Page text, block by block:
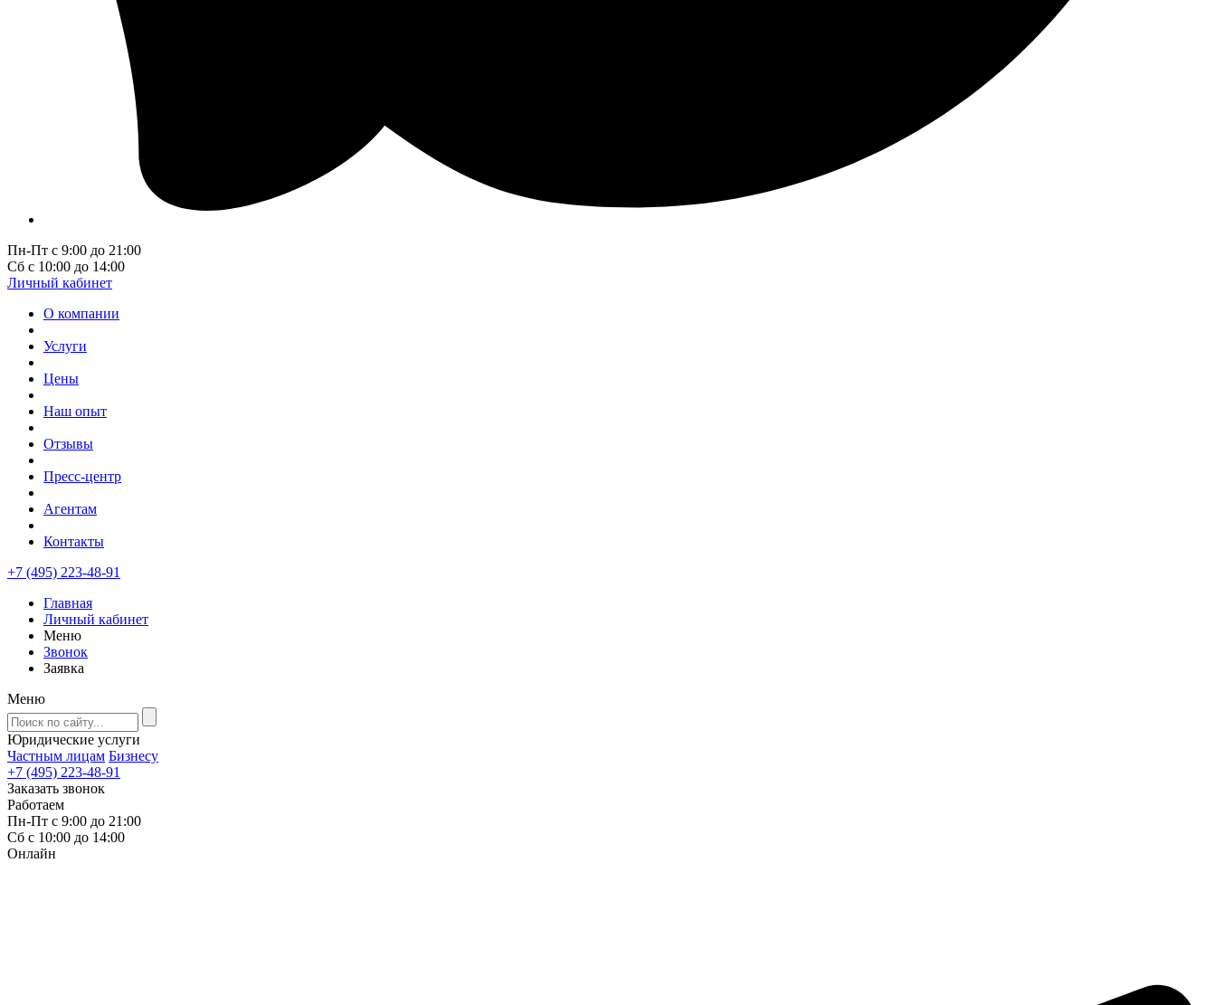
Пн-Пт с 9:00 до 21:00
Сб с 10:00 до 14:00
Личный кабинет
О компании
Услуги
Цены
Наш опыт
Отзывы
Пресс-центр
Агентам
Контакты
+7 (495) 223-48-91
Главная
Личный кабинет
Меню
Звонок
Заявка
Меню
Юридические услуги
Частным лицам Бизнесу
+7 (495) 223-48-91
Заказать звонок
Работаем
Пн-Пт с 9:00 до 21:00
Сб с 10:00 до 14:00
Онлайн